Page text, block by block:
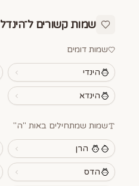
שמות קשורים ל־הינדל
שמות דומים
הינדי
הינדא
שמות שמתחילים באות "ה"
הרן
הדס